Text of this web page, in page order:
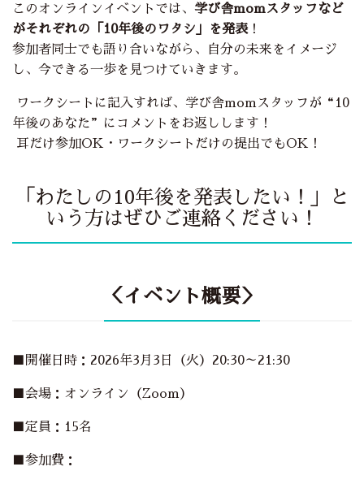
このオンラインイベントでは、 学び舎momスタッフなど
がそれぞれの「10年後のワタシ」を発表！
参加者同士でも語り合いながら、自分の未来をイメージ
し、今できる一歩を見つけていきます。
ワークシートに記入すれば、学び舎momスタッフが“10
年後のあなた”にコメントをお返しします！
耳だけ参加OK・ワークシートだけの提出でもOK！
「わたしの10年後を発表したい！」と
いう方はぜひご連絡ください！
＜イベント概要＞
■開催日時：2026年3月3日（火）20:30～21:30
■会場：オンライン（Zoom）
■定員：15名
■参加費：